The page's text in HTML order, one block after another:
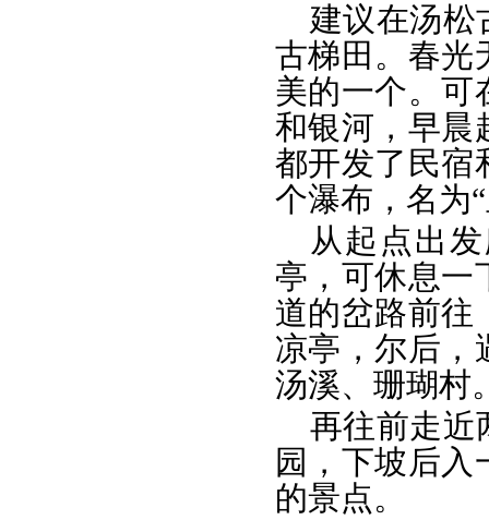
建议在汤松
古梯田。春光
美的一个。可
和银河，早晨
都开发了民宿
个瀑布，名为
从起点出
亭，可休息一
道的岔路前往
凉亭，尔后，
汤溪、珊瑚村
再往前走近
园，下坡后入
的景点。